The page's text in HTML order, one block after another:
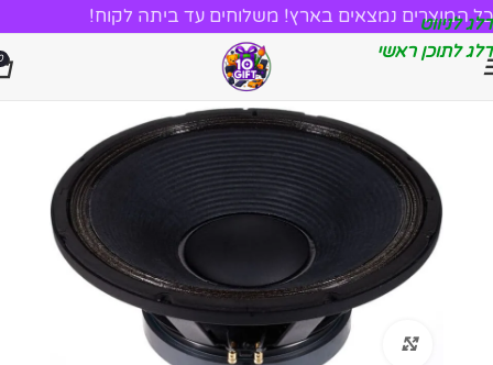
דלג לניווט
דלג לתוכן ראשי
כל המוצרים נמצאים בארץ! משלוחים עד ביתה לקוח!
לחץ להגדלה